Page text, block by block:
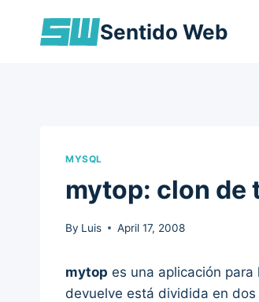
Sentido Web
MYSQL
mytop: clon de
By Luis April 17, 2008
mytop es una aplicación
devuelve está dividida en